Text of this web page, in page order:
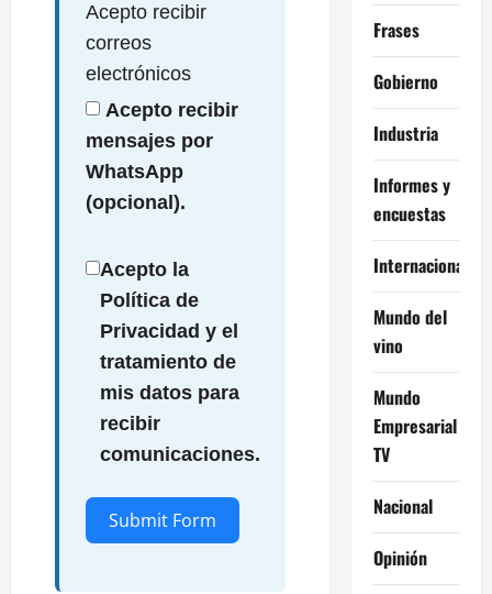
Acepto recibir
correos
electrónicos
Acepto recibir
mensajes por
WhatsApp
(opcional).
Acepto la
Política de
Privacidad y el
tratamiento de
mis datos para
recibir
comunicaciones.
Submit Form
Frases
Gobierno
Industria
Informes y
encuestas
Internacional
Mundo del
vino
Mundo
Empresarial
TV
Nacional
Opinión